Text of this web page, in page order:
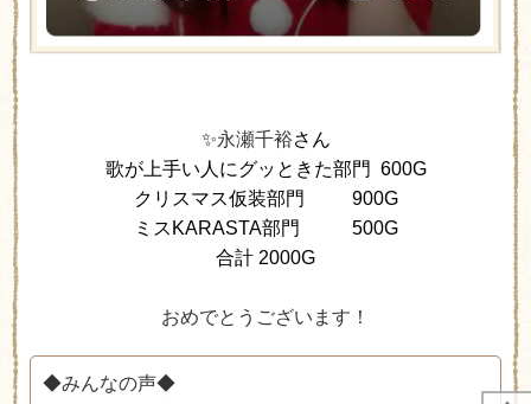
✨永瀬千裕さん
歌が上手い人にグッときた部門 600G
クリスマス仮装部門 900G
ミスKARASTA部門 500G
合計 2000G
おめでとうございます！
◆みんなの声◆